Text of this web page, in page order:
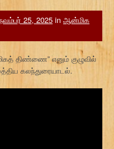
25, 2025 in ஆன்மிக
திண்ணை” எனும் குழுவில்
கலந்துரையாடல்.